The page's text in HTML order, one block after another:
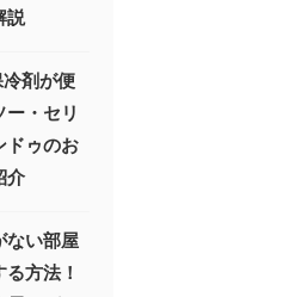
説
剤が便
・セリ
ドゥのお
介
ない部屋
方法！